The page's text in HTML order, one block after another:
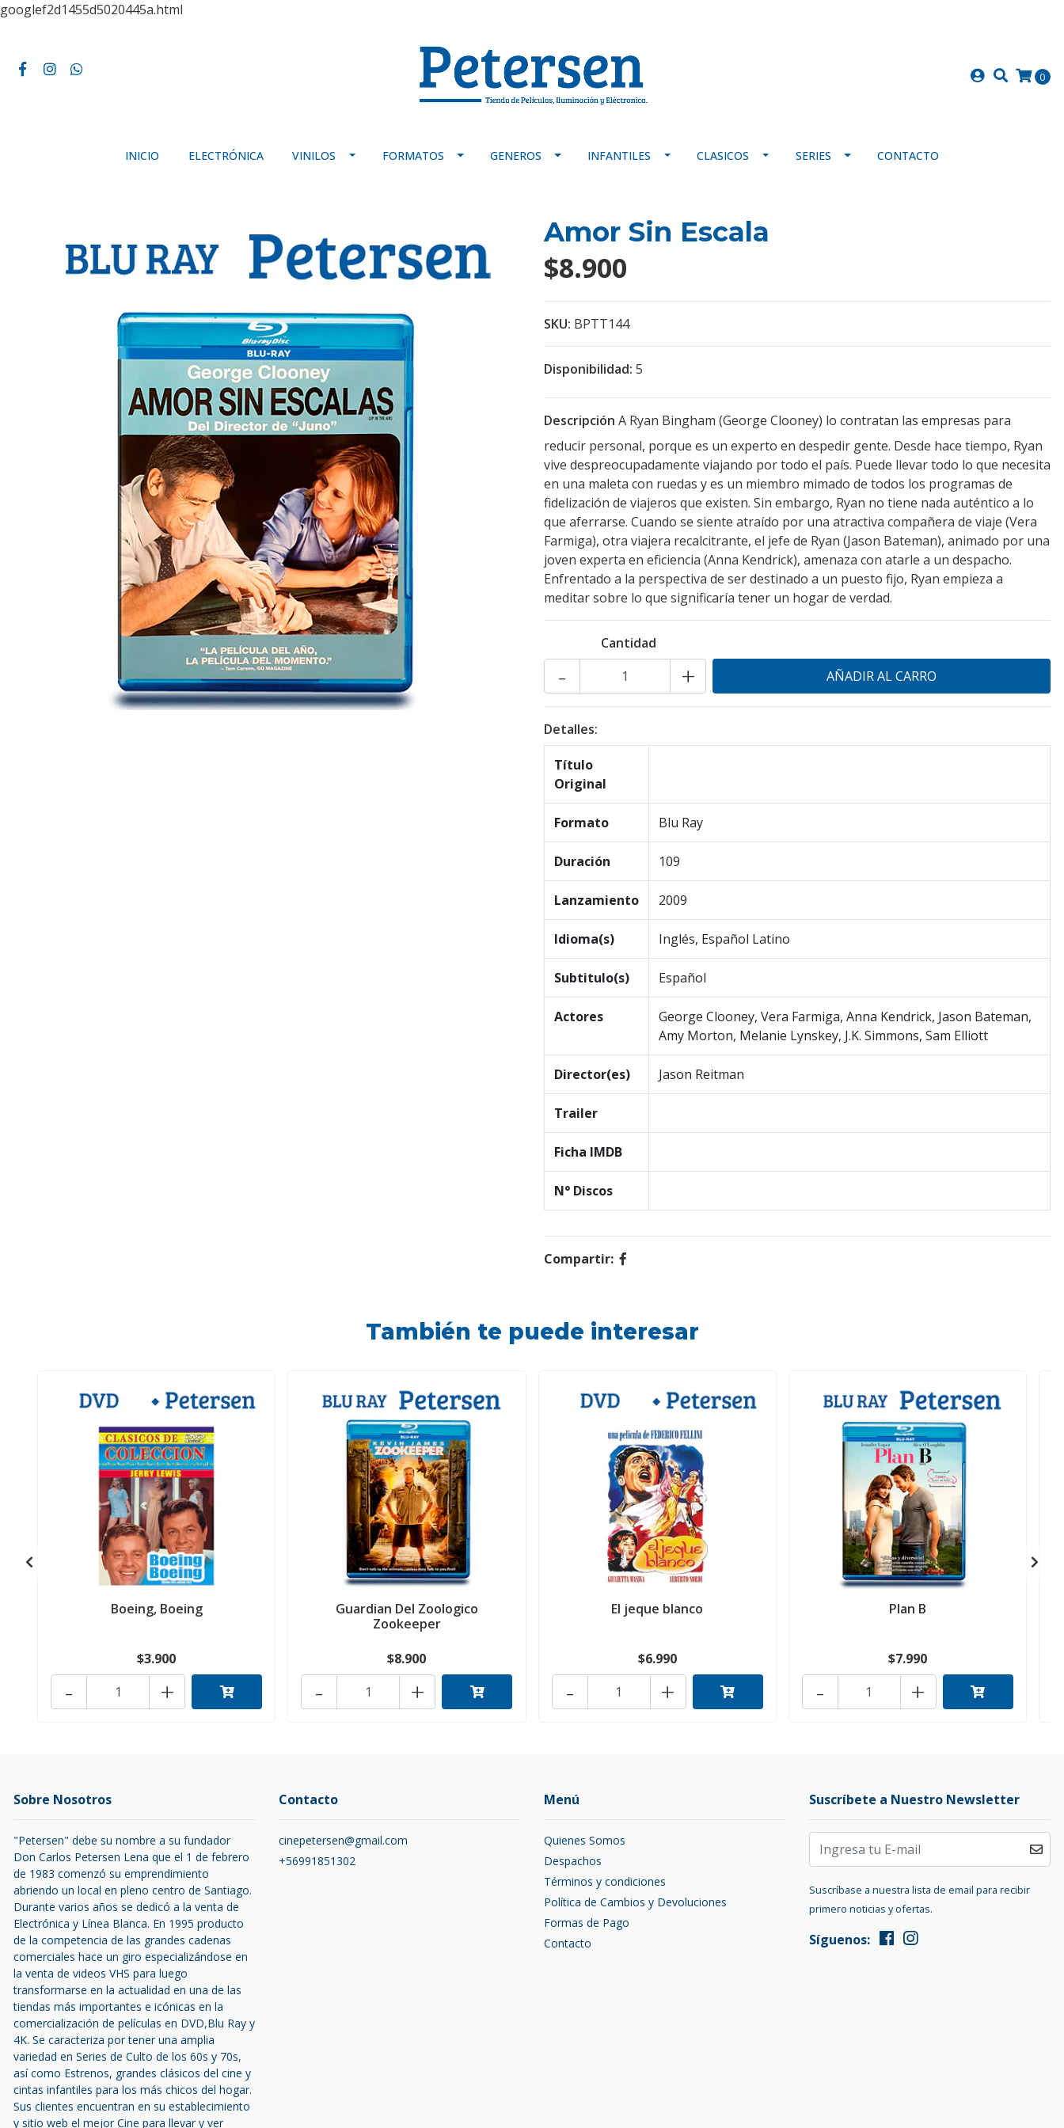
googlef2d1455d5020445a.html
0
INICIO ELECTRÓNICA VINILOS FORMATOS GENEROS INFANTILES CLASICOS SERIES CONTACTO
Amor Sin Escala
$8.900
SKU: BPTT144
Disponibilidad: 5
Descripción A Ryan Bingham (George Clooney) lo contratan las empresas para
reducir personal, porque es un experto en despedir gente. Desde hace tiempo, Ryan
vive despreocupadamente viajando por todo el país. Puede llevar todo lo que necesita
en una maleta con ruedas y es un miembro mimado de todos los programas de
fidelización de viajeros que existen. Sin embargo, Ryan no tiene nada auténtico a lo
que aferrarse. Cuando se siente atraído por una atractiva compañera de viaje (Vera
Farmiga), otra viajera recalcitrante, el jefe de Ryan (Jason Bateman), animado por una
joven experta en eficiencia (Anna Kendrick), amenaza con atarle a un despacho.
Enfrentado a la perspectiva de ser destinado a un puesto fijo, Ryan empieza a
meditar sobre lo que significaría tener un hogar de verdad.
Cantidad
+
-
Detalles:
Título
Original
Formato Blu Ray
Duración 109
Lanzamiento 2009
Idioma(s) Inglés, Español Latino
Subtitulo(s) Español
Actores
George Clooney, Vera Farmiga, Anna Kendrick, Jason Bateman,
Amy Morton, Melanie Lynskey, J.K. Simmons, Sam Elliott
Director(es) Jason Reitman
Trailer
Ficha IMDB
N° Discos
Compartir:
También te puede interesar
Boeing, Boeing
$3.900
+
-
Guardian Del Zoologico
Zookeeper
$8.900
+
-
El jeque blanco
$6.990
+
-
Plan B
$7.990
+
-
Sobre Nosotros
"Petersen" debe su nombre a su fundador
Don Carlos Petersen Lena que el 1 de febrero
de 1983 comenzó su emprendimiento
abriendo un local en pleno centro de Santiago.
Durante varios años se dedicó a la venta de
Electrónica y Línea Blanca. En 1995 producto
de la competencia de las grandes cadenas
comerciales hace un giro especializándose en
la venta de videos VHS para luego
transformarse en la actualidad en una de las
tiendas más importantes e icónicas en la
comercialización de películas en DVD,Blu Ray y
4K. Se caracteriza por tener una amplia
variedad en Series de Culto de los 60s y 70s,
así como Estrenos, grandes clásicos del cine y
cintas infantiles para los más chicos del hogar.
Sus clientes encuentran en su establecimiento
y sitio web el mejor Cine para llevar y ver
Contacto
cinepetersen@gmail.com
+56991851302
Menú
Quienes Somos
Despachos
Términos y condiciones
Política de Cambios y Devoluciones
Formas de Pago
Contacto
Suscríbete a Nuestro Newsletter
Suscríbase a nuestra lista de email para recibir
primero noticias y ofertas.
Síguenos: